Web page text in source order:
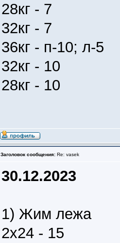
28кг - 7
32кг - 7
36кг - п-10; л-5
32кг - 10
28кг - 10
Заголовок сообщения: Re: vasek
30.12.2023
1) Жим лежа
2х24 - 15